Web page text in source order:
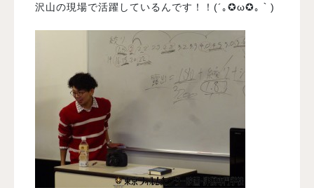
沢山の現場で活躍しているんです！！(´｡✪ω✪｡｀)